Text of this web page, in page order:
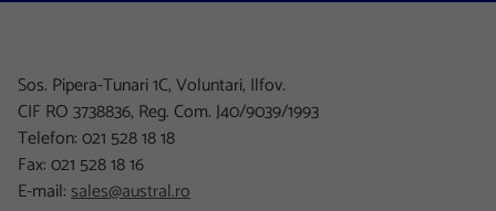
Sos. Pipera-Tunari 1C, Voluntari, Ilfov.
CIF RO 3738836, Reg. Com. J40/9039/1993
Telefon: 021 528 18 18
Fax: 021 528 18 16
E-mail:sales@austral.ro